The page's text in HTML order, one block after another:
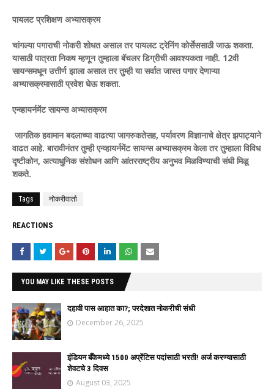
पायलट प्रशिक्षण अभ्यासक्रम
चांगल्या पगाराची नोकरी शोधत असाल तर पायलट ट्रेनिंग कोर्सेससाठी जाऊ शकता.
यासाठी पात्रता निकष म्हणून तुम्हाला बॅचलर डिग्रीची आवश्यकता नाही. 12वी
सायन्समधून उत्तीर्ण झाला असाल तर तुम्ही या सर्वात जास्त पगार देणाऱ्या
अभ्यासक्रमासाठी प्रवेश घेऊ शकता.
एन्व्हायर्नमेंट सायन्स अभ्यासक्रम
जागतिक हवामान बदलाच्या वाढत्या जागरुकतेसह, पर्यावरण विज्ञानाचे क्षेत्र झपाट्याने
वाढत आहे. बारावीनंतर तुम्ही एन्व्हायर्नमेंट सायन्स अभ्यासक्रम केला तर तुम्हाला विविध
दृष्टीकोन, अत्याधुनिक संशोधन आणि आंतरराष्ट्रीय अनुभव मिळविण्याची संधी मिळू
शकते.
Tags नोकरीवार्ता
REACTIONS
YOU MAY LIKE THESE POSTS
दहावी पास आहात का?; परदेशात नोकरीची संधी
December 26, 2025
इंडियन बँकेमध्ये 1500 अप्रेंटिस पदांसाठी भरती! अर्ज करण्यासाठी
शेवटचे 3 दिवस
August 03, 2025